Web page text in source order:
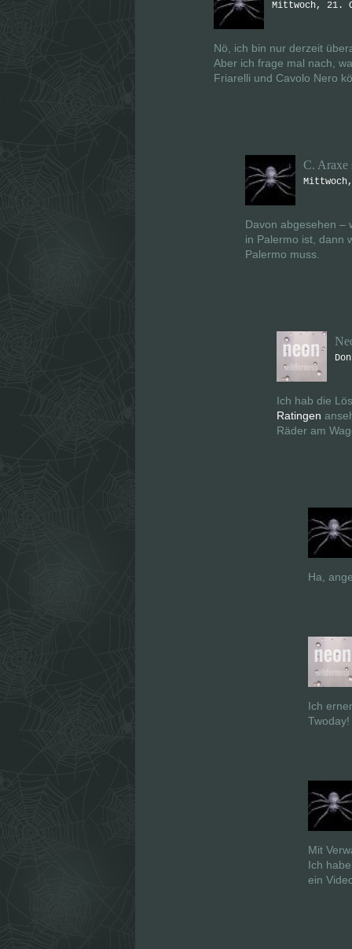
Mittwoch, 21.
Nö, ich bin nur derzeit
Aber ich frage mal nach,
Friarelli und Cavolo Nero
C. Araxe
Davon abgesehen –
in Palermo ist, dann
Palermo muss.
Ich hab die
Ratingen
Räder am
Ha,
Ich
Mit
Ich
ein